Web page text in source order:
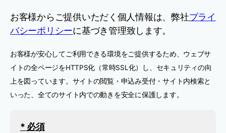
お客様からご提供いただく個人情報は、弊社プライ
バシーポリシーに基づき管理致します。
お客様が安心してご利用できる環境をご提供するため、ウェブサ
イトの全ページをHTTPS化（常時SSL化）し、セキュリティの向
上を図っています。サイトの閲覧・申込み受付・サイト内検索と
いった、全てのサイト内での動きを安全に保護します。
* 必須